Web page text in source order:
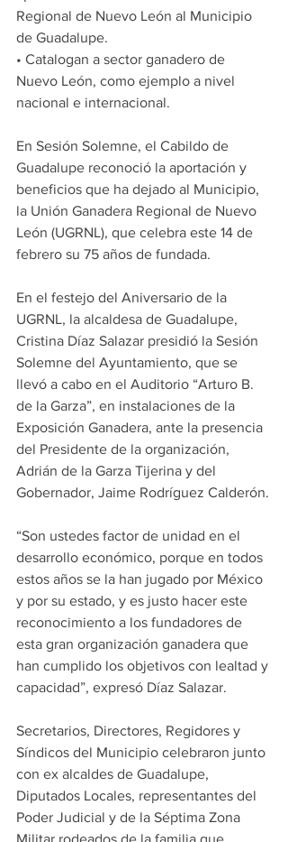
Regional de Nuevo León al Municipio
de Guadalupe.
• Catalogan a sector ganadero de
Nuevo León, como ejemplo a nivel
nacional e internacional.
En Sesión Solemne, el Cabildo de
Guadalupe reconoció la aportación y
beneficios que ha dejado al Municipio,
la Unión Ganadera Regional de Nuevo
León (UGRNL), que celebra este 14 de
febrero su 75 años de fundada.
En el festejo del Aniversario de la
UGRNL, la alcaldesa de Guadalupe,
Cristina Díaz Salazar presidió la Sesión
Solemne del Ayuntamiento, que se
llevó a cabo en el Auditorio “Arturo B.
de la Garza”, en instalaciones de la
Exposición Ganadera, ante la presencia
del Presidente de la organización,
Adrián de la Garza Tijerina y del
Gobernador, Jaime Rodríguez Calderón.
“Son ustedes factor de unidad en el
desarrollo económico, porque en todos
estos años se la han jugado por México
y por su estado, y es justo hacer este
reconocimiento a los fundadores de
esta gran organización ganadera que
han cumplido los objetivos con lealtad y
capacidad”, expresó Díaz Salazar.
Secretarios, Directores, Regidores y
Síndicos del Municipio celebraron junto
con ex alcaldes de Guadalupe,
Diputados Locales, representantes del
Poder Judicial y de la Séptima Zona